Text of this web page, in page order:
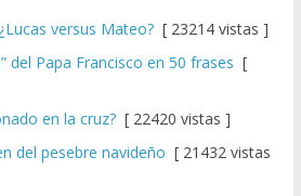
versus Mateo?[ 23214 vistas ]
del Papa Francisco en 50 frases [
en la cruz?[ 22420 vistas ]
del pesebre navideño [ 21432 vistas